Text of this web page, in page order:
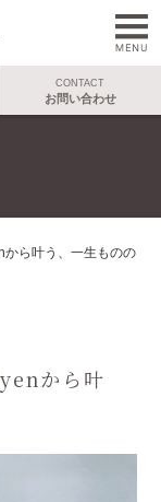
CONTACT
お問い合わせ
から叶う、一生ものの
から叶